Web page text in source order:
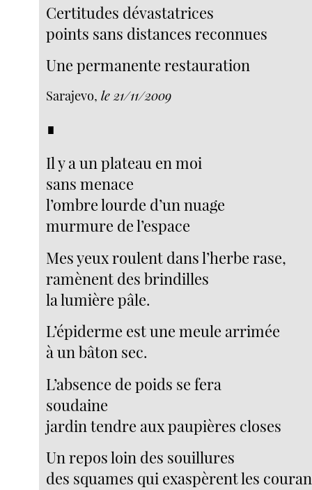
Certitudes dévastatrices
points sans distances reconnues
Une permanente restauration
Sarajevo,le 21/11/2009
∎
Il y a un plateau en moi
sans menace
l’ombre lourde d’un nuage
murmure de l’espace
Mes yeux roulent dans l’herbe rase,
ramènent des brindilles
la lumière pâle.
L’épiderme est une meule arrimée
à un bâton sec.
L’absence de poids se fera
soudaine
jardin tendre aux paupières closes
Un repos loin des souillures
des squames qui exaspèrent les